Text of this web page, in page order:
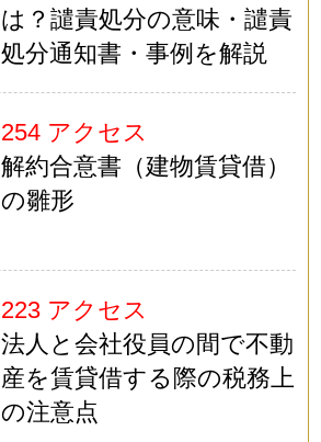
は？譴責処分の意味・譴責
処分通知書・事例を解説
254 アクセス
解約合意書（建物賃貸借）
の雛形
223 アクセス
法人と会社役員の間で不動
産を賃貸借する際の税務上
の注意点